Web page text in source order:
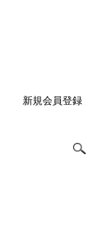
新規会員登録